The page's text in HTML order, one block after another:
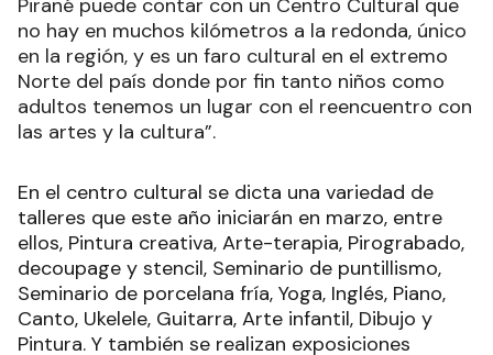
Pirané puede contar con un Centro Cultural que
no hay en muchos kilómetros a la redonda, único
en la región, y es un faro cultural en el extremo
Norte del país donde por fin tanto niños como
adultos tenemos un lugar con el reencuentro con
las artes y la cultura”.
En el centro cultural se dicta una variedad de
talleres que este año iniciarán en marzo, entre
ellos, Pintura creativa, Arte-terapia, Pirograbado,
decoupage y stencil, Seminario de puntillismo,
Seminario de porcelana fría, Yoga, Inglés, Piano,
Canto, Ukelele, Guitarra, Arte infantil, Dibujo y
Pintura. Y también se realizan exposiciones